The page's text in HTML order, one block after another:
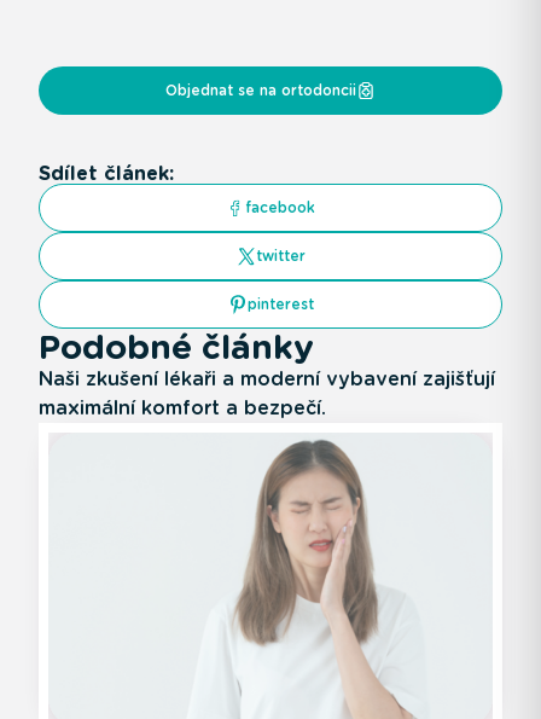
Objednat se na ortodoncii
Sdílet článek:
facebook
twitter
pinterest
Podobné články
Naši zkušení lékaři a moderní vybavení zajišťují
maximální komfort a bezpečí.